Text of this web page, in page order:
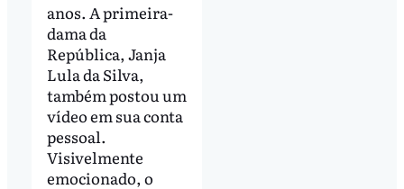
anos. A primeira-
dama da
República, Janja
Lula da Silva,
também postou um
vídeo em sua conta
pessoal.
Visivelmente
emocionado, o